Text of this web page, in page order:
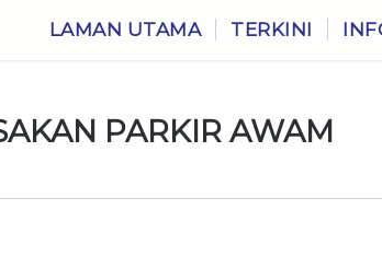
LAMAN UTAMA TERKINI
PARKIR AWAM